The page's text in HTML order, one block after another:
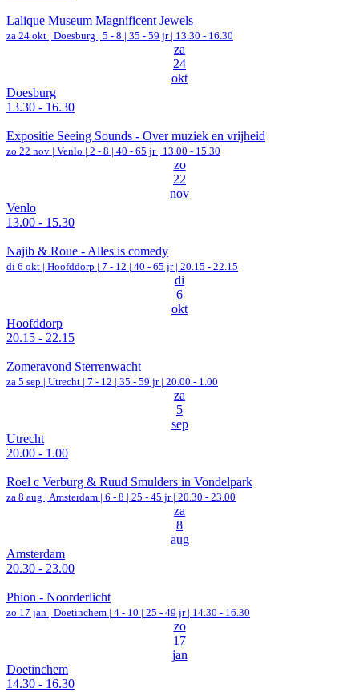
Lalique Museum Magnificent Jewels
za 24 okt | Doesburg | 5 - 8 | 35 - 59 jr | 13.30 - 16.30
za
24
okt
Doesburg
13.30 - 16.30
Expositie Seeing Sounds - Over muziek en vrijheid
zo 22 nov | Venlo | 2 - 8 | 40 - 65 jr | 13.00 - 15.30
zo
22
nov
Venlo
13.00 - 15.30
Najib & Roue - Alles is comedy
di 6 okt | Hoofddorp | 7 - 12 | 40 - 65 jr | 20.15 - 22.15
di
6
okt
Hoofddorp
20.15 - 22.15
Zomeravond Sterrenwacht
za 5 sep | Utrecht | 7 - 12 | 35 - 59 jr | 20.00 - 1.00
za
5
sep
Utrecht
20.00 - 1.00
Roel c Verburg & Ruud Smulders in Vondelpark
za 8 aug | Amsterdam | 6 - 8 | 25 - 45 jr | 20.30 - 23.00
za
8
aug
Amsterdam
20.30 - 23.00
Phion - Noorderlicht
zo 17 jan | Doetinchem | 4 - 10 | 25 - 49 jr | 14.30 - 16.30
zo
17
jan
Doetinchem
14.30 - 16.30